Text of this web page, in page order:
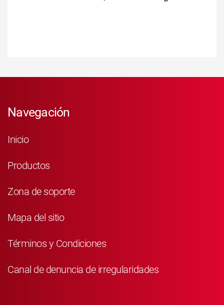
Navegación
Inicio
Productos
Zona de soporte
Mapa del sitio
Términos y Condiciones
Canal de denuncia de irregularidades